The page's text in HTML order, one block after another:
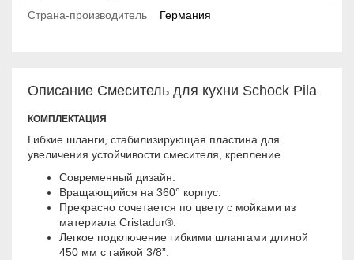
Страна-производитель
Германия
Описание Смеситель для кухни Schock Pila
КОМПЛЕКТАЦИЯ
Гибкие шланги, стабилизирующая пластина для
увеличения устойчивости смесителя, крепление.
Современный дизайн.
Вращающийся на 360° корпус.
Прекрасно сочетается по цвету с мойками из
материала Cristadur®.
Легкое подключение гибкими шлангами длиной
450 мм с гайкой 3/8”.